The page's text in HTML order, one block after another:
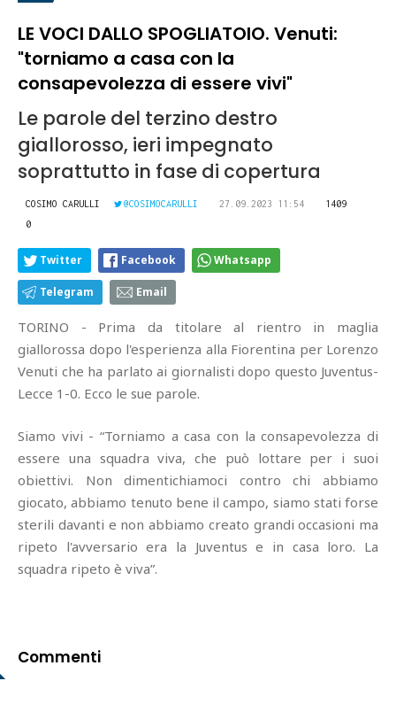
LE VOCI DALLO SPOGLIATOIO. Venuti:
"torniamo a casa con la
consapevolezza di essere vivi"
Le parole del terzino destro
giallorosso, ieri impegnato
soprattutto in fase di copertura
COSIMO CARULLI @COSIMOCARULLI 27.09.2023 11:54
1409
0
Twitter Facebook Whatsapp
Telegram Email
TORINO - Prima da titolare al rientro in maglia
giallorossa dopo l'esperienza alla Fiorentina per Lorenzo
Venuti che ha parlato ai giornalisti dopo questo Juventus-
Lecce 1-0. Ecco le sue parole.
Siamo vivi - “Torniamo a casa con la consapevolezza di
essere una squadra viva, che può lottare per i suoi
obiettivi. Non dimentichiamoci contro chi abbiamo
giocato, abbiamo tenuto bene il campo, siamo stati forse
sterili davanti e non abbiamo creato grandi occasioni ma
ripeto l'avversario era la Juventus e in casa loro. La
squadra ripeto è viva”.
Commenti